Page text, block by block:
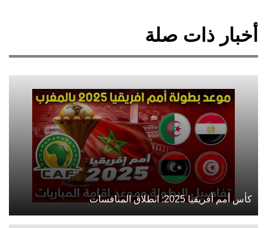
أخبار ذات صلة
كأس أمم أفريقيا 2025: انطلاق المنافسات